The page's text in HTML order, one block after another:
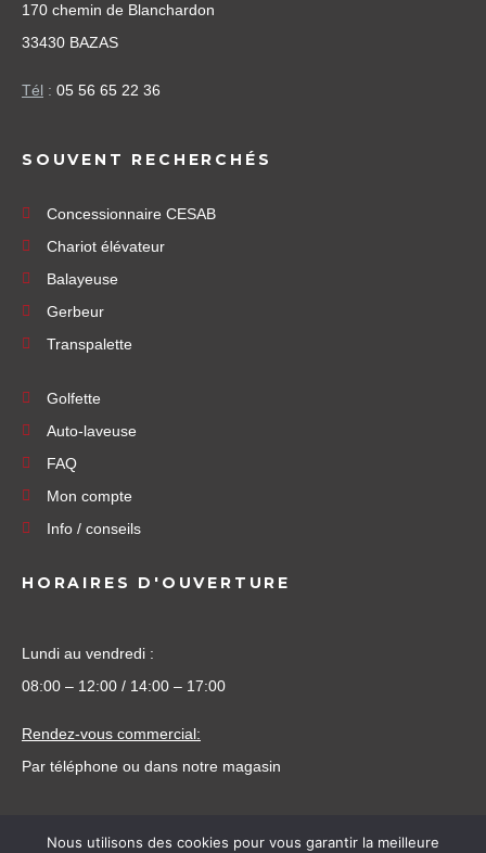
170 chemin de Blanchardon
33430 BAZAS
Tél : 05 56 65 22 36
SOUVENT RECHERCHÉS
Concessionnaire CESAB
Chariot élévateur
Balayeuse
Gerbeur
Transpalette
Golfette
Auto-laveuse
FAQ
Mon compte
Info / conseils
HORAIRES D'OUVERTURE
Lundi au vendredi :
08:00 – 12:00 / 14:00 – 17:00
Rendez-vous commercial:
Par téléphone ou dans notre magasin
Nous utilisons des cookies pour vous garantir la meilleure